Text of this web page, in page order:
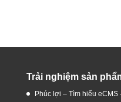
Trải nghiệm sản
Phúc lợi – Tìm hiểu